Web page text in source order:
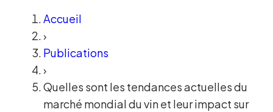
Accueil
›
Publications
›
Quelles sont les tendances actuelles du
marché mondial du vin et leur impact sur